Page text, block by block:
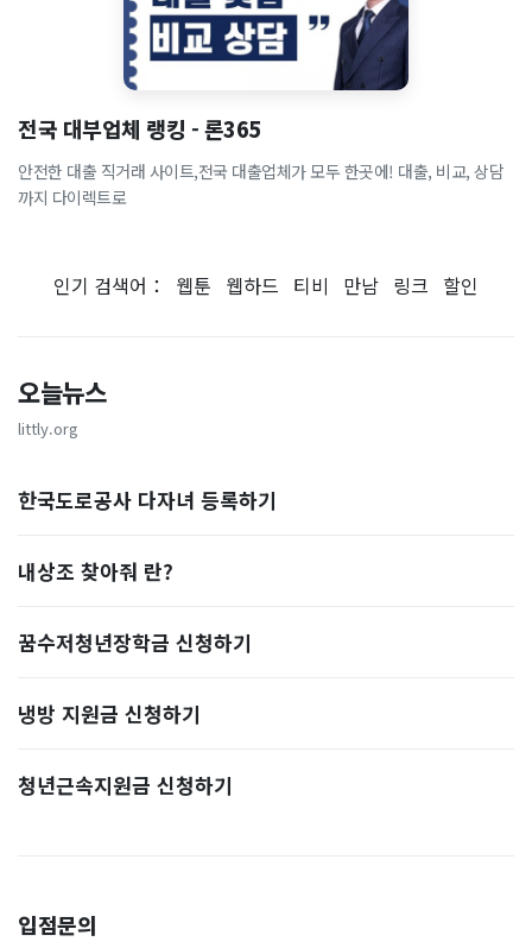
전국 대부업체 랭킹 - 론365
안전한 대출 직거래 사이트,전국 대출업체가 모두 한곳에! 대출, 비교, 상담
까지 다이렉트로
인기 검색어： 웹툰 웹하드 티비 만남 링크 할인
오늘뉴스
littly.org
한국도로공사 다자녀 등록하기
내상조 찾아줘 란?
꿈수저청년장학금 신청하기
냉방 지원금 신청하기
청년근속지원금 신청하기
입점문의